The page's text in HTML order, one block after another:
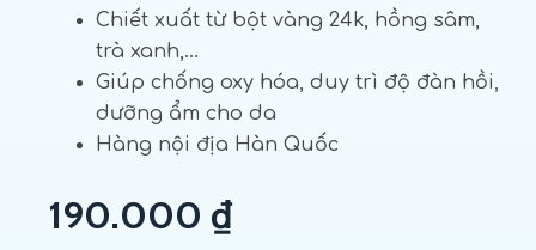
Chiết xuất từ bột vàng 24k, hồng sâm,
trà xanh,…
Giúp chống oxy hóa, duy trì độ đàn hồi,
dưỡng ẩm cho da
Hàng nội địa Hàn Quốc
190.000 ₫